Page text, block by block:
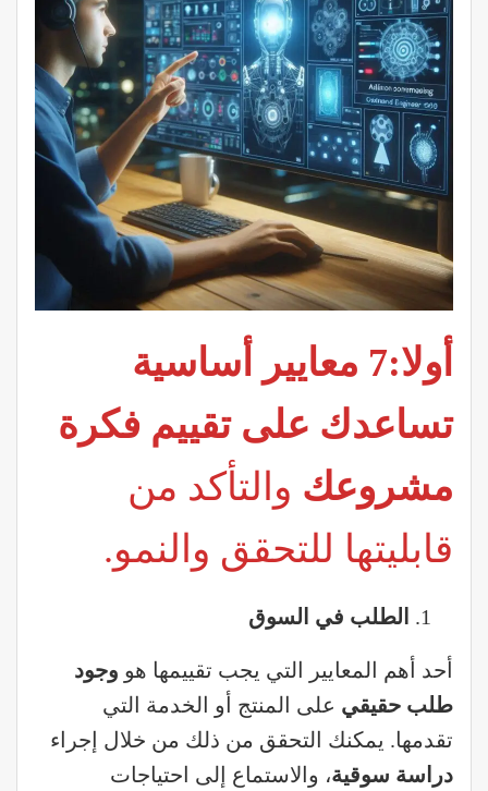
أولا:7 معايير أساسية
تساعدك على تقييم فكرة
مشروعك والتأكد من
قابليتها للتحقق والنمو.
الطلب في السوق
أحد أهم المعايير التي يجب تقييمها هو وجود
طلب حقيقي على المنتج أو الخدمة التي
تقدمها. يمكنك التحقق من ذلك من خلال إجراء
دراسة سوقية، والاستماع إلى احتياجات